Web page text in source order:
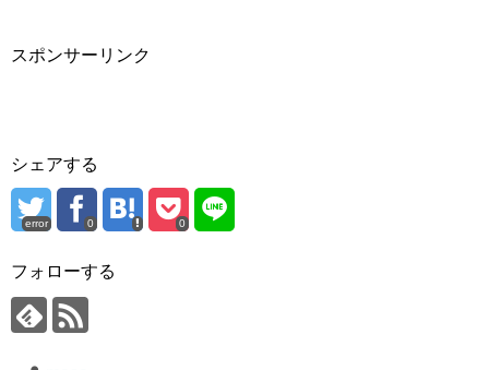
スポンサーリンク
シェアする
error 0 0
フォローする